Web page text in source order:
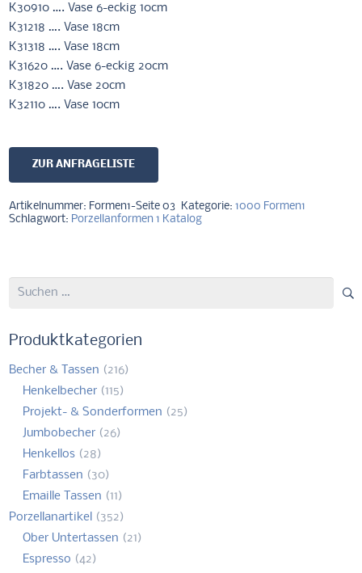
K30910 …. Vase 6-eckig 10cm
K31218 …. Vase 18cm
K31318 …. Vase 18cm
K31620 …. Vase 6-eckig 20cm
K31820 …. Vase 20cm
K32110 …. Vase 10cm
ZUR ANFRAGELISTE
Artikelnummer: Formen1-Seite 03 Kategorie:1000 Formen1
Schlagwort: Porzellanformen 1 Katalog
Suchen
Produktkategorien
Becher & Tassen (216)
Henkelbecher (115)
Projekt- & Sonderformen (25)
Jumbobecher (26)
Henkellos (28)
Farbtassen (30)
Emaille Tassen (11)
Porzellanartikel (352)
Ober Untertassen (21)
Espresso (42)